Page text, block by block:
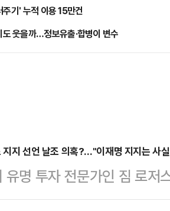
기' 누적 이용 15만건
웃을까…정보유출·합병이 변수
지지 선언 날조 의혹?…"이재명 지지는 사
유명 투자 전문가인 짐 로저
선 후보 지지 선언을 한 것